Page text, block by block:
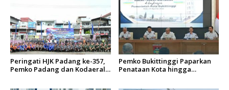
Peringati HJK Padang ke-357,
Pemko Padang dan Kodaeral
Pemko Bukittinggi Paparkan
Penataan Kota hingga